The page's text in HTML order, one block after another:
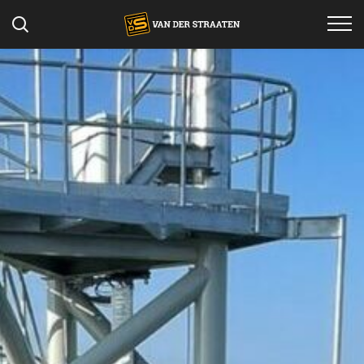
Specialismen
Projecten
Werken bij
Materieel
Over ons
Contact